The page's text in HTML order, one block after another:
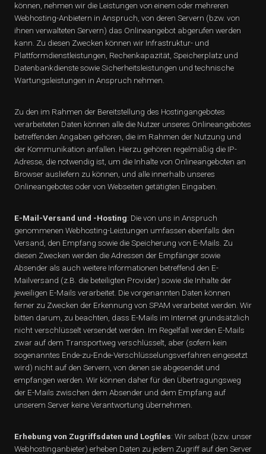
können, nehmen wir die Leistungen von einem oder mehreren
Webhosting-Anbietern in Anspruch, von deren Servern (bzw. von
ihnen verwalteten Servern) das Onlineangebot abgerufen werden
kann. Zu diesen Zwecken können wir Infrastruktur- und
Plattformdienstleistungen, Rechenkapazität, Speicherplatz und
Datenbankdienste sowie Sicherheitsleistungen und technische
Wartungsleistungen in Anspruch nehmen.
Zu den im Rahmen der Bereitstellung des Hostingangebotes
verarbeiteten Daten können alle die Nutzer unseres Onlineangebotes
betreffenden Angaben gehören, die im Rahmen der Nutzung und
der Kommunikation anfallen. Hierzu gehören regelmäßig die IP-
Adresse, die notwendig ist, um die Inhalte von Onlineangeboten an
Browser ausliefern zu können, und alle innerhalb unseres
Onlineangebotes oder von Webseiten getätigten Eingaben.
E-Mail-Versand und -Hosting: Die von uns in Anspruch
genommenen Webhosting-Leistungen umfassen ebenfalls den
Versand, den Empfang sowie die Speicherung von E-Mails. Zu
diesen Zwecken werden die Adressen der Empfänger sowie
Absender als auch weitere Informationen betreffend den E-
Mailversand (z.B. die beteiligten Provider) sowie die Inhalte der
jeweiligen E-Mails verarbeitet. Die vorgenannten Daten können
ferner zu Zwecken der Erkennung von SPAM verarbeitet werden. Wir
bitten darum, zu beachten, dass E-Mails im Internet grundsätzlich
nicht verschlüsselt versendet werden. Im Regelfall werden E-Mails
zwar auf dem Transportweg verschlüsselt, aber (sofern kein
sogenanntes Ende-zu-Ende-Verschlüsselungsverfahren eingesetzt
wird) nicht auf den Servern, von denen sie abgesendet und
empfangen werden. Wir können daher für den Übertragungsweg
der E-Mails zwischen dem Absender und dem Empfang auf
unserem Server keine Verantwortung übernehmen.
Erhebung von Zugriffsdaten und Logfiles: Wir selbst (bzw. unser
Webhostinganbieter) erheben Daten zu jedem Zugriff auf den Server